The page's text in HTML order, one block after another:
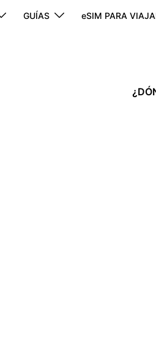
GUÍAS eSIM PARA